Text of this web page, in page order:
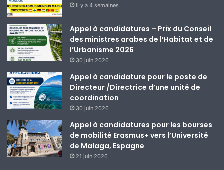
il y a 4 semaines
Appel à candidatures – Prix du Conseil
des ministres arabes de l’Habitat et de
l’Urbanisme 2026
30 juin 2026
Appel à candidature pour le poste de
Directeur /Directrice d’une unité de
coordination
30 juin 2026
Appel à candidatures pour les bourses
de mobilité Erasmus+ vers l’Université
de Malaga, Espagne
21 juin 2026